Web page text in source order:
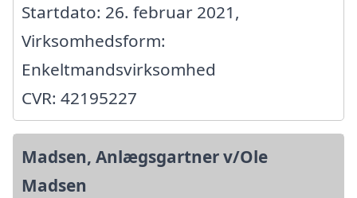
Startdato: 26. februar 2021,
Virksomhedsform:
Enkeltmandsvirksomhed
CVR: 42195227
Madsen, Anlægsgartner v/Ole
Madsen